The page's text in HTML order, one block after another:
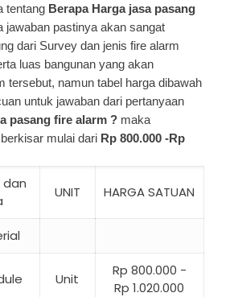
tentang Berapa Harga jasa pasang
jawaban pastinya akan sangat
dari Survey dan jenis fire alarm
luas bangunan yang akan
tersebut, namun tabel harga dibawah
untuk jawaban dari pertanyaan
pasang fire alarm ? maka
mulai dari Rp 800.000 -Rp
dan
UNIT HARGA SATUAN
Unit
Rp 800.000 -
Rp 1.020.000